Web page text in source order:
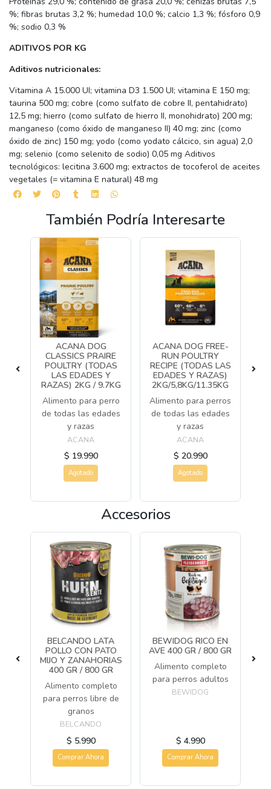
%; fibras brutas 3,2 %; humedad 10,0 %; calcio 1,3 %; fósforo 0,9
%; sodio 0,3 %
ADITIVOS POR KG
Aditivos nutricionales:
Vitamina A 15.000 UI; vitamina D3 1.500 UI; vitamina E 150 mg;
taurina 500 mg; cobre (como sulfato de cobre II, pentahidrato)
12,5 mg; hierro (como sulfato de hierro II, monohidrato) 200 mg;
manganeso (como óxido de manganeso II) 40 mg; zinc (como
óxido de zinc) 150 mg; yodo (como yodato cálcico, sin agua) 2,0
mg; selenio (como selenito de sodio) 0,05 mg Aditivos
tecnológicos: lecitina 3.600 mg; extractos de tocoferol de aceites
vegetales (= vitamina E natural) 48 mg
También Podría Interesarte
ACANA DOG
CLASSICS PRAIRE
POULTRY (TODAS
LAS EDADES Y
RAZAS) 2KG / 9.7KG
Alimento para perro
de todas las edades
y razas
ACANA
$ 19.990
Agotado
ACANA DOG FREE-
RUN POULTRY
RECIPE (TODAS LAS
EDADES Y RAZAS)
2KG/5,8KG/11.35KG
Alimento para perros
de todas las edades
y razas
ACANA
$ 20.990
Agotado
Accesorios
BELCANDO LATA
POLLO CON PATO
MIJO Y ZANAHORIAS
400 GR / 800 GR
Alimento completo
para perros libre de
granos
BELCANDO
$ 5.990
Comprar Ahora
BEWIDOG RICO EN
AVE 400 GR / 800 GR
Alimento completo
para perros adultos
BEWIDOG
$ 4.990
Comprar Ahora